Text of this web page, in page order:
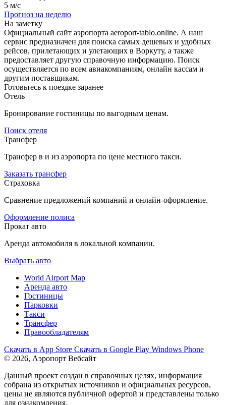
5 м/с
Прогноз на неделю
На заметку
Официальный сайт аэропорта aeroport-tablo.online. А наш
сервис предназначен для поиска самых дешевых и удобных
рейсов, прилетающих и улетающих в Воркуту, а также
предоставляет другую справочную информацию. Поиск
осуществляется по всем авиакомпаниям, онлайн кассам и
другим поставщикам.
Готовьтесь к поездке заранее
Отель
Бронирование гостиницы по выгодным ценам.
Поиск отеля
Трансфер
Трансфер в и из аэропорта по цене местного такси.
Заказать трансфер
Страховка
Сравнение предложений компаний и онлайн-оформление.
Оформление полиса
Прокат авто
Аренда автомобиля в локальной компании.
Выбрать авто
World Airport Map
Аренда авто
Гостиницы
Парковки
Такси
Трансфер
Правообладателям
Скачать в App Store Скачать в Google Play Windows Phone
© 2026, Аэропорт Вебсайт
Данный проект создан в справочных целях, информация
собрана из открытых источников и официальных ресурсов,
цены не являются публичной офертой и представлены только
для ознакомления.